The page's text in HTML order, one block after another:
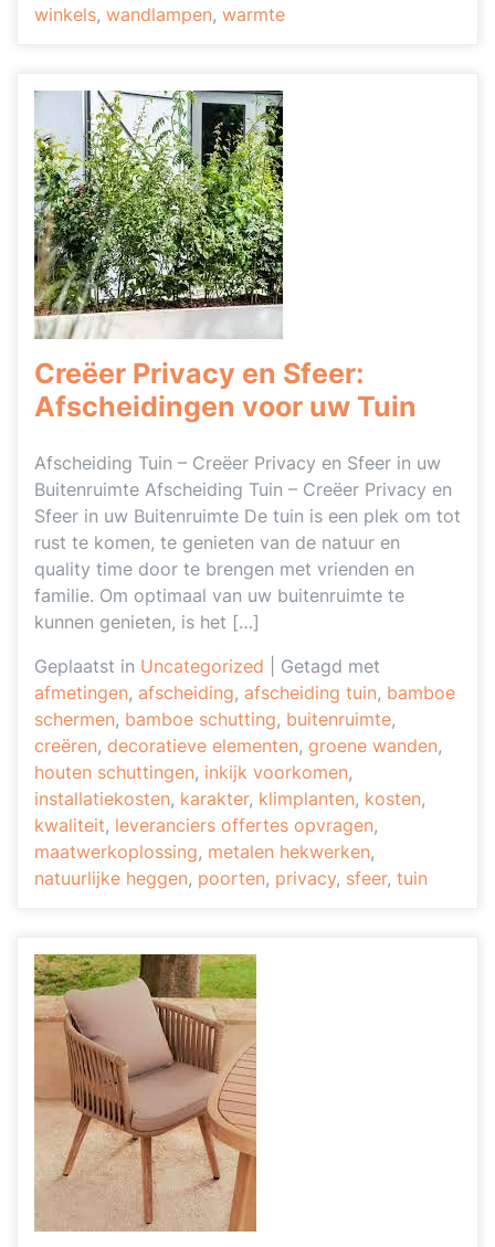
winkels, wandlampen, warmte
Creëer Privacy en Sfeer:
Afscheidingen voor uw Tuin
Afscheiding Tuin – Creëer Privacy en Sfeer in uw
Buitenruimte Afscheiding Tuin – Creëer Privacy en
Sfeer in uw Buitenruimte De tuin is een plek om tot
rust te komen, te genieten van de natuur en
quality time door te brengen met vrienden en
familie. Om optimaal van uw buitenruimte te
kunnen genieten, is het […]
Geplaatst in Uncategorized
Getagd met
afmetingen, afscheiding, afscheiding tuin, bamboe
schermen, bamboe schutting, buitenruimte,
creëren, decoratieve elementen, groene wanden,
houten schuttingen, inkijk voorkomen,
installatiekosten, karakter, klimplanten, kosten,
kwaliteit, leveranciers offertes opvragen,
maatwerkoplossing, metalen hekwerken,
natuurlijke heggen, poorten, privacy, sfeer, tuin